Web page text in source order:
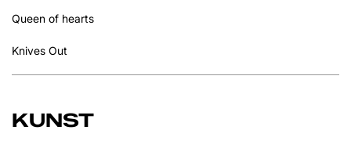
Queen of hearts
Knives Out
KUNST